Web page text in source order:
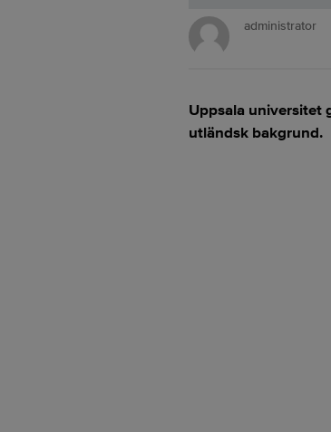
administrator
Uppsala universitet
utländsk bakgrund.